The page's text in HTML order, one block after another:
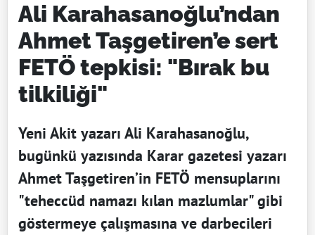
Ali Karahasanoğlu’ndan
Ahmet Taşgetiren’e sert
FETÖ tepkisi: "Bırak bu
tilkiliği"
Yeni Akit yazarı Ali Karahasanoğlu,
bugünkü yazısında Karar gazetesi yazarı
Ahmet Taşgetiren’in FETÖ mensuplarını
"teheccüd namazı kılan mazlumlar" gibi
göstermeye çalışmasına ve darbecileri